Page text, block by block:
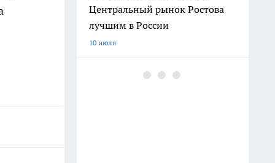
Центральный рынок Ростова
лучшим в России
10 июля
Погибшего на СВО Андрея